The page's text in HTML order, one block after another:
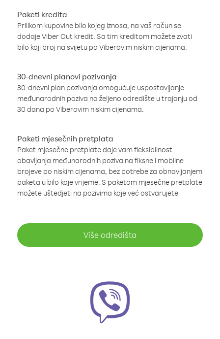
Paketi kredita
Prilikom kupovine bilo kojeg iznosa, na vaš račun se
dodaje Viber Out kredit. Sa tim kreditom možete zvati
bilo koji broj na svijetu po Viberovim niskim cijenama.
30-dnevni planovi pozivanja
30-dnevni plan pozivanja omogućuje uspostavljanje
međunarodnih poziva na željeno odredište u trajanju od
30 dana po Viberovim niskim cijenama.
Paketi mjesečnih pretplata
Paket mjesečne pretplate daje vam fleksibilnost
obavljanja međunarodnih poziva na fiksne i mobilne
brojeve po niskim cijenama, bez potrebe za obnavljanjem
paketa u bilo koje vrijeme. S paketom mjesečne pretplate
možete uštedjeti na pozivima koje već ostvarujete
Više odredišta